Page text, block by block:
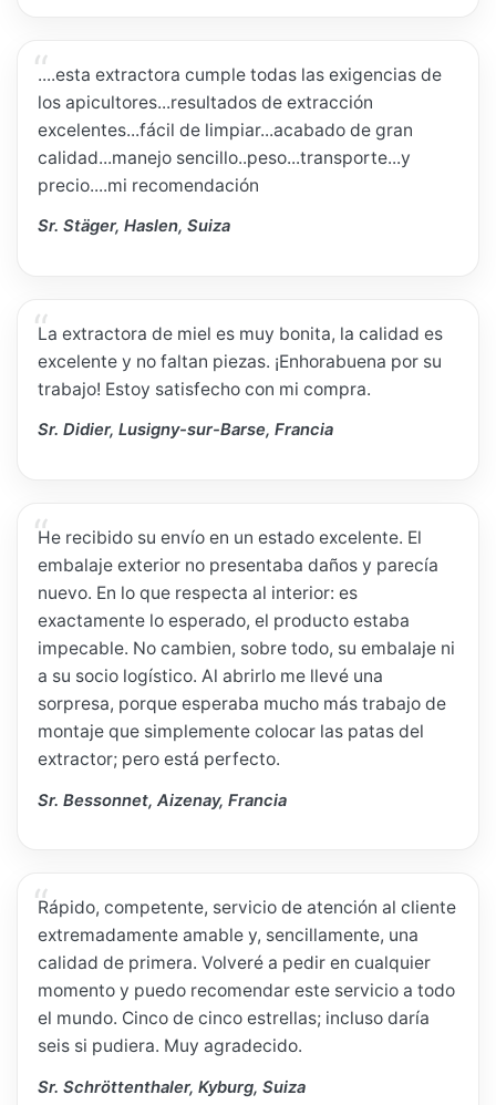
....esta extractora cumple todas las exigencias de
los apicultores...resultados de extracción
excelentes...fácil de limpiar...acabado de gran
calidad...manejo sencillo..peso...transporte...y
precio....mi recomendación
Sr. Stäger, Haslen, Suiza
La extractora de miel es muy bonita, la calidad es
excelente y no faltan piezas. ¡Enhorabuena por su
trabajo! Estoy satisfecho con mi compra.
Sr. Didier, Lusigny-sur-Barse, Francia
He recibido su envío en un estado excelente. El
embalaje exterior no presentaba daños y parecía
nuevo. En lo que respecta al interior: es
exactamente lo esperado, el producto estaba
impecable. No cambien, sobre todo, su embalaje ni
a su socio logístico. Al abrirlo me llevé una
sorpresa, porque esperaba mucho más trabajo de
montaje que simplemente colocar las patas del
extractor; pero está perfecto.
Sr. Bessonnet, Aizenay, Francia
Rápido, competente, servicio de atención al cliente
extremadamente amable y, sencillamente, una
calidad de primera. Volveré a pedir en cualquier
momento y puedo recomendar este servicio a todo
el mundo. Cinco de cinco estrellas; incluso daría
seis si pudiera. Muy agradecido.
Sr. Schröttenthaler, Kyburg, Suiza